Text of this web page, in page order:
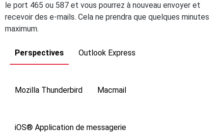
le port 465 ou 587 et vous pourrez à nouveau envoyer et
recevoir des e-mails. Cela ne prendra que quelques minutes
maximum.
Perspectives Outlook Express
Mozilla Thunderbird Macmail
iOS® Application de messagerie